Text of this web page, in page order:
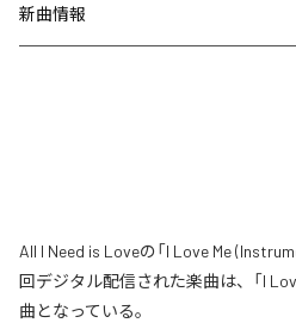
新曲情報
All I Need is Loveの「I Love Me
回デジタル配信された楽曲は、「I
曲となっている。